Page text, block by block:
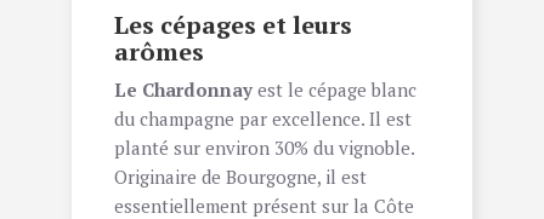
Les cépages et leurs
arômes
Le Chardonnay est le cépage blanc
du champagne par excellence. Il est
planté sur environ 30% du vignoble.
Originaire de Bourgogne, il est
essentiellement présent sur la Côte